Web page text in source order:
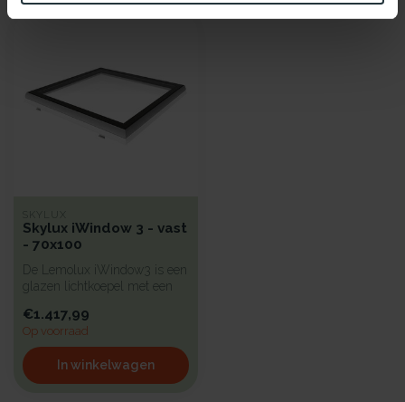
SKYLUX
Skylux iWindow 3 - vast
- 70x100
De Lemolux iWindow3 is een
glazen lichtkoepel met een
€1.417,99
Op voorraad
In winkelwagen